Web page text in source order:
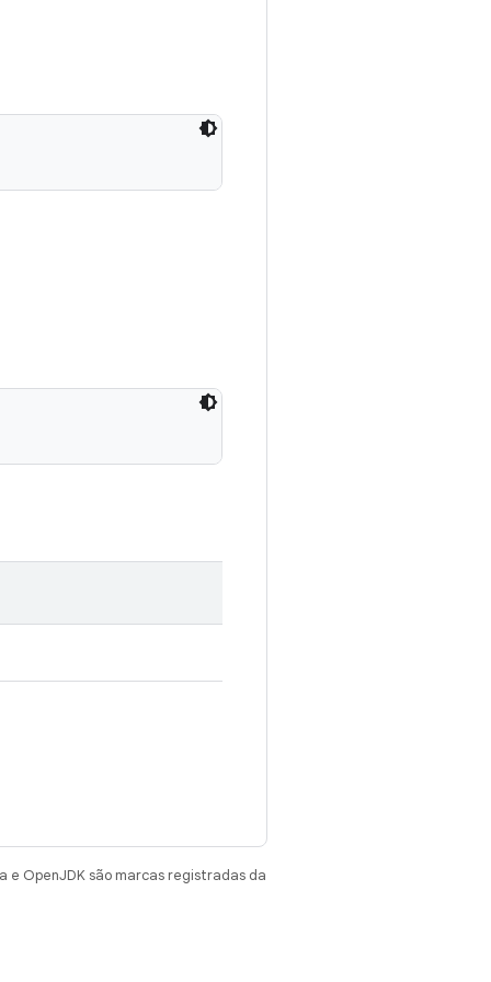
e OpenJDK são marcas registradas da